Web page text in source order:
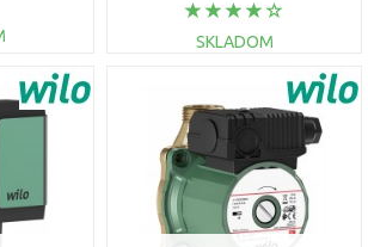
SKLADOM
DO KOŠÍKA
Porovnať